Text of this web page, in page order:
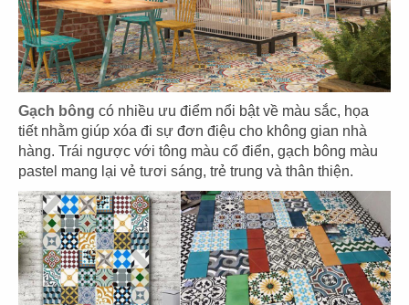
Gạch bông có nhiều ưu điểm nổi bật về màu sắc, họa
tiết nhằm giúp xóa đi sự đơn điệu cho không gian nhà
hàng. Trái ngược với tông màu cổ điển, gạch bông màu
pastel mang lại vẻ tươi sáng, trẻ trung và thân thiện.
EL GAUCHO
CN Hà Nội
EL GAUCHO
CN Trần Hưng Đạo
39
EL GAUCHO
CN Vũng Tàu
40
BOTEJYU
CN Vincom Quang Trung